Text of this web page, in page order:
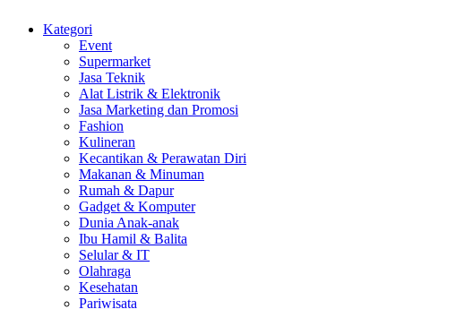
Kategori
Event
Supermarket
Jasa Teknik
Alat Listrik & Elektronik
Jasa Marketing dan Promosi
Fashion
Kulineran
Kecantikan & Perawatan Diri
Makanan & Minuman
Rumah & Dapur
Gadget & Komputer
Dunia Anak-anak
Ibu Hamil & Balita
Selular & IT
Olahraga
Kesehatan
Pariwisata